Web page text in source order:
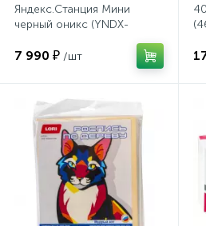
Яндекс.Станция Мини
черный оникс (YNDX-
7 990 ₽ /шт
Стеллажи
Столы обеденные
Стулья для посетителей